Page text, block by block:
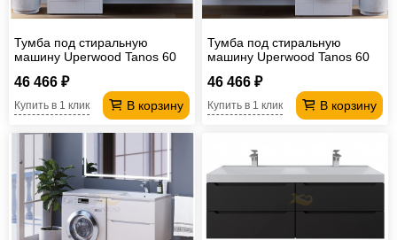
Тумба под стиральную
машину Uperwood Tanos 60
графит
46 466 ₽
В корзину
Купить в 1 клик
Тумба под стиральную
машину Uperwood Tanos 60
46 466 ₽
В корзину
Купить в 1 клик